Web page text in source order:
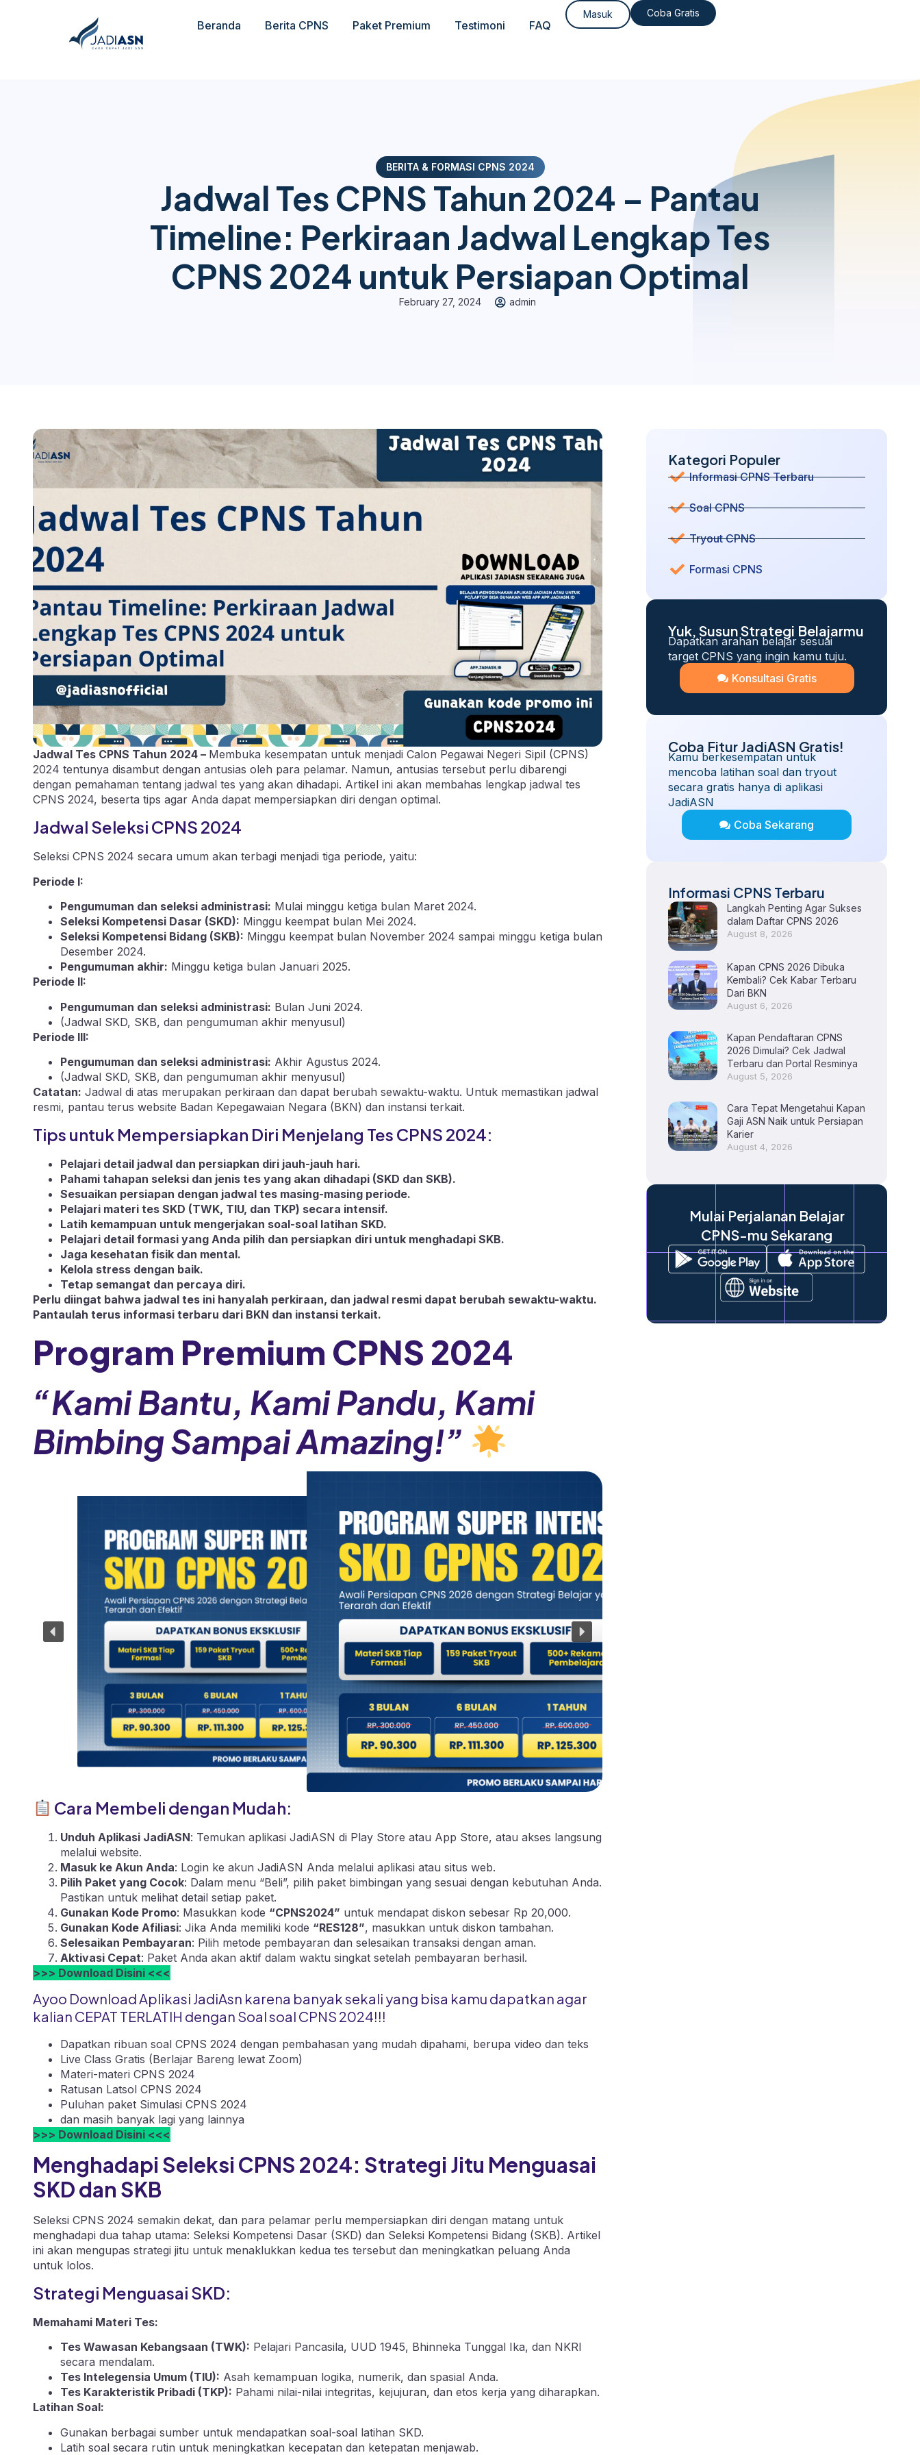
Beranda Berita CPNS Paket Premium Testimoni FAQ
Masuk Coba Gratis
BERITA & FORMASI CPNS 2024
Jadwal Tes CPNS Tahun 2024 – Pantau
Timeline: Perkiraan Jadwal Lengkap Tes
CPNS 2024 untuk Persiapan Optimal
February 27, 2024 admin
Jadwal Tes CPNS Tahun 2024 – Membuka kesempatan untuk menjadi Calon Pegawai Negeri Sipil (CPNS)
2024 tentunya disambut dengan antusias oleh para pelamar. Namun, antusias tersebut perlu dibarengi
dengan pemahaman tentang jadwal tes yang akan dihadapi. Artikel ini akan membahas lengkap jadwal tes
CPNS 2024, beserta tips agar Anda dapat mempersiapkan diri dengan optimal.
Jadwal Seleksi CPNS 2024
Seleksi CPNS 2024 secara umum akan terbagi menjadi tiga periode, yaitu:
Periode I:
Pengumuman dan seleksi administrasi: Mulai minggu ketiga bulan Maret 2024.
Seleksi Kompetensi Dasar (SKD): Minggu keempat bulan Mei 2024.
Seleksi Kompetensi Bidang (SKB): Minggu keempat bulan November 2024 sampai minggu ketiga bulan
Desember 2024.
Pengumuman akhir: Minggu ketiga bulan Januari 2025.
Periode II:
Pengumuman dan seleksi administrasi: Bulan Juni 2024.
(Jadwal SKD, SKB, dan pengumuman akhir menyusul)
Periode III:
Pengumuman dan seleksi administrasi: Akhir Agustus 2024.
(Jadwal SKD, SKB, dan pengumuman akhir menyusul)
Catatan: Jadwal di atas merupakan perkiraan dan dapat berubah sewaktu-waktu. Untuk memastikan jadwal
resmi, pantau terus website Badan Kepegawaian Negara (BKN) dan instansi terkait.
Tips untuk Mempersiapkan Diri Menjelang Tes CPNS 2024:
Pelajari detail jadwal dan persiapkan diri jauh-jauh hari.
Pahami tahapan seleksi dan jenis tes yang akan dihadapi (SKD dan SKB).
Sesuaikan persiapan dengan jadwal tes masing-masing periode.
Pelajari materi tes SKD (TWK, TIU, dan TKP) secara intensif.
Latih kemampuan untuk mengerjakan soal-soal latihan SKD.
Pelajari detail formasi yang Anda pilih dan persiapkan diri untuk menghadapi SKB.
Jaga kesehatan fisik dan mental.
Kelola stress dengan baik.
Tetap semangat dan percaya diri.
Perlu diingat bahwa jadwal tes ini hanyalah perkiraan, dan jadwal resmi dapat berubah sewaktu-waktu.
Pantaulah terus informasi terbaru dari BKN dan instansi terkait.
Program Premium CPNS 2024
“Kami Bantu, Kami Pandu, Kami
Bimbing Sampai Amazing!”
Cara Membeli dengan Mudah:
Unduh Aplikasi JadiASN: Temukan aplikasi JadiASN di Play Store atau App Store, atau akses langsung
melalui website.
Masuk ke Akun Anda: Login ke akun JadiASN Anda melalui aplikasi atau situs web.
Pilih Paket yang Cocok: Dalam menu “Beli”, pilih paket bimbingan yang sesuai dengan kebutuhan Anda.
Pastikan untuk melihat detail setiap paket.
Gunakan Kode Promo: Masukkan kode “CPNS2024” untuk mendapat diskon sebesar Rp 20,000.
Gunakan Kode Afiliasi: Jika Anda memiliki kode “RES128”, masukkan untuk diskon tambahan.
Selesaikan Pembayaran: Pilih metode pembayaran dan selesaikan transaksi dengan aman.
Aktivasi Cepat: Paket Anda akan aktif dalam waktu singkat setelah pembayaran berhasil.
>>> Download Disini <<<
Ayoo Download Aplikasi JadiAsn karena banyak sekali yang bisa kamu dapatkan agar
kalian CEPAT TERLATIH dengan Soal soal CPNS 2024!!!
Dapatkan ribuan soal CPNS 2024 dengan pembahasan yang mudah dipahami, berupa video dan teks
Live Class Gratis (Berlajar Bareng lewat Zoom)
Materi-materi CPNS 2024
Ratusan Latsol CPNS 2024
Puluhan paket Simulasi CPNS 2024
dan masih banyak lagi yang lainnya
>>> Download Disini <<<
Menghadapi Seleksi CPNS 2024: Strategi Jitu Menguasai
SKD dan SKB
Seleksi CPNS 2024 semakin dekat, dan para pelamar perlu mempersiapkan diri dengan matang untuk
menghadapi dua tahap utama: Seleksi Kompetensi Dasar (SKD) dan Seleksi Kompetensi Bidang (SKB). Artikel
ini akan mengupas strategi jitu untuk menaklukkan kedua tes tersebut dan meningkatkan peluang Anda
untuk lolos.
Strategi Menguasai SKD:
Memahami Materi Tes:
Tes Wawasan Kebangsaan (TWK): Pelajari Pancasila, UUD 1945, Bhinneka Tunggal Ika, dan NKRI
secara mendalam.
Tes Intelegensia Umum (TIU): Asah kemampuan logika, numerik, dan spasial Anda.
Tes Karakteristik Pribadi (TKP): Pahami nilai-nilai integritas, kejujuran, dan etos kerja yang diharapkan.
Latihan Soal:
Gunakan berbagai sumber untuk mendapatkan soal-soal latihan SKD.
Latih soal secara rutin untuk meningkatkan kecepatan dan ketepatan menjawab.
Kategori Populer
Informasi CPNS Terbaru
Soal CPNS
Tryout CPNS
Formasi CPNS
Yuk, Susun Strategi Belajarmu
Dapatkan arahan belajar sesuai
target CPNS yang ingin kamu tuju.
Konsultasi Gratis
Coba Fitur JadiASN Gratis!
Kamu berkesempatan untuk
mencoba latihan soal dan tryout
secara gratis hanya di aplikasi
JadiASN
Coba Sekarang
Informasi CPNS Terbaru
Langkah Penting Agar Sukses
dalam Daftar CPNS 2026
August 8, 2026
Kapan CPNS 2026 Dibuka
Kembali? Cek Kabar Terbaru
Dari BKN
August 6, 2026
Kapan Pendaftaran CPNS
2026 Dimulai? Cek Jadwal
Terbaru dan Portal Resminya
August 5, 2026
Cara Tepat Mengetahui Kapan
Gaji ASN Naik untuk Persiapan
Karier
August 4, 2026
Mulai Perjalanan Belajar
CPNS-mu Sekarang